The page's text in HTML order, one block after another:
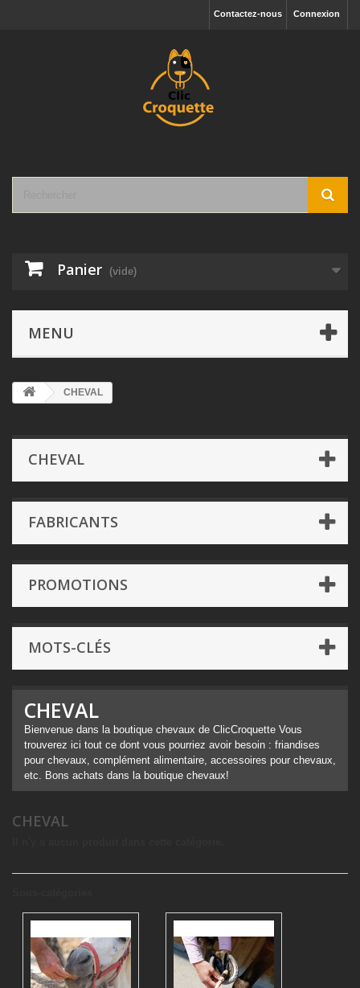
Connexion
Contactez-nous
Panier (vide)
MENU
CHEVAL
CHEVAL
FABRICANTS
PROMOTIONS
MOTS-CLÉS
CHEVAL
Bienvenue dans la boutique chevaux de ClicCroquette Vous
trouverez ici tout ce dont vous pourriez avoir besoin : friandises
pour chevaux, complément alimentaire, accessoires pour chevaux,
etc. Bons achats dans la boutique chevaux!
CHEVAL